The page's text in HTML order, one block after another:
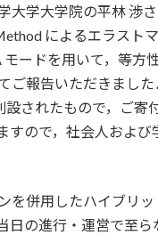
大学大学院の平林 渉
によるエラスト
ードを用いて，等方
ご報告いただきまし
されたもので，ご寄
すので，社会人および
を併用したハイブリ
日の進行・運営で至ら